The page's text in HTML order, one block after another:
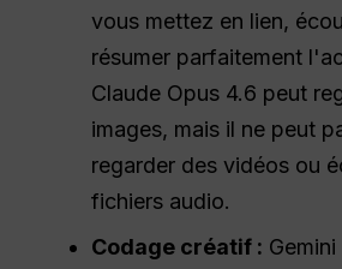
vous mettez en lien,
résumer parfaitement
Claude Opus 4.6 peut
images, mais il ne peut
regarder des vidéos ou
fichiers audio.
Codage créatif :